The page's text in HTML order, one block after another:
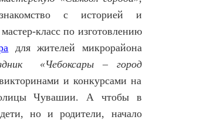
с историей и
класс по изготовлению
для жителей микрорайона
«Чебоксары – город
и конкурсами на
Чувашии. А чтобы в
но и родители, начало